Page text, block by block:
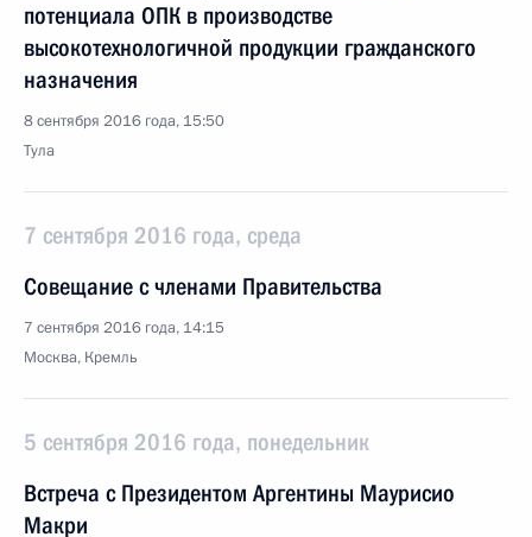
потенциала ОПК в производстве
высокотехнологичной продукции гражданского
назначения
8 сентября 2016 года, 15:50
Тула
7 сентября 2016 года, среда
Совещание с членами Правительства
7 сентября 2016 года, 14:15
Москва, Кремль
5 сентября 2016 года, понедельник
Встреча с Президентом Аргентины Маурисио
Макри